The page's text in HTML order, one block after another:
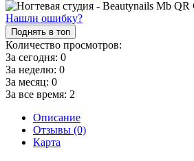
Нашли ошибку?
Поднять в топ
Количество просмотров:
За сегодня: 0
За неделю: 0
За месяц: 0
За все время: 2
Описание
Отзывы (0)
Карта